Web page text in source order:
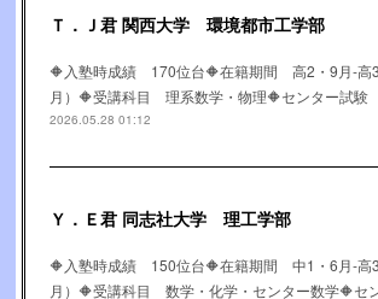
Ｔ．Ｊ君 関西大学 環境都市工学部
🔶入塾時成績 170位台🔶在籍期間 高2・9月-高
月）🔶受講科目 理系数学・物理🔶センター試
2026.05.28 01:12
Ｙ．Ｅ君 同志社大学 理工学部
🔶入塾時成績 150位台🔶在籍期間 中1・6月-高
月）🔶受講科目 数学・化学・センター数学🔶